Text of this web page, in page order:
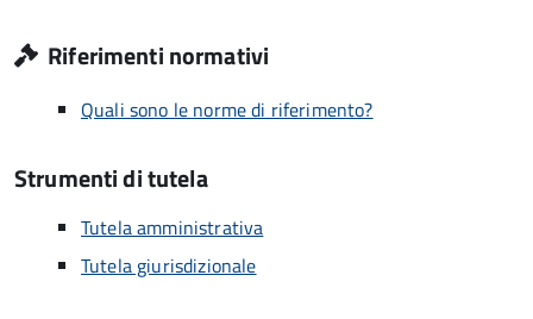
Riferimenti normativi
Quali sono le norme di riferimento?
Strumenti di tutela
Tutela amministrativa
Tutela giurisdizionale